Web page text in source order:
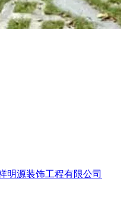
明源装饰工程有限公司